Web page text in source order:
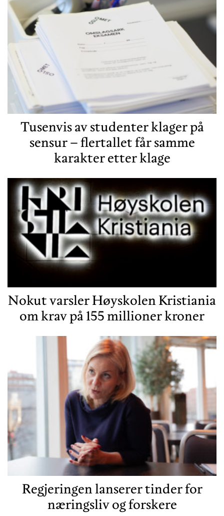
Tusenvis av studenter klager på
sensur – flertallet får samme
karakter etter klage
Nokut varsler Høyskolen Kristiania
om krav på 155 millioner kroner
Regjeringen lanserer tinder for
næringsliv og forskere